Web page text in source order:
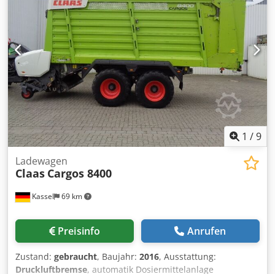
1 /9
Kassel 69 km
Ladewagen
Claas Cargos 8400
Preisinfo Anrufen
Zustand: gebraucht, Baujahr: 2016, Ausstattung:
Druckluftbremse, automatik Dosiermittelanlage